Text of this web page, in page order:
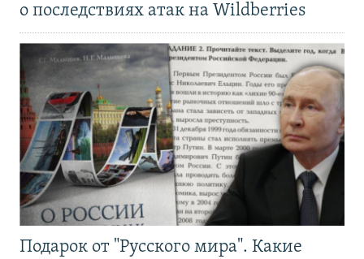
о последствиях атак на Wildberries
Подарок от "Русского мира". Какие